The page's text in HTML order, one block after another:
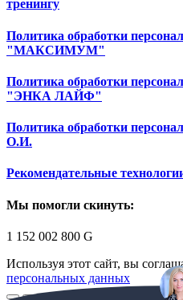
тренингу
Политика обработки
"МАКСИМУМ"
Политика обработки
"ЭНКА ЛАЙФ"
Политика обработки
О.И.
Рекомендательные
Мы помогли скинуть:
1 152 002 800 G
Используя этот сайт, вы
персональных данных